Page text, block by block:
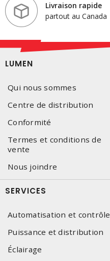
Livraison rapide
partout au Canada
LUMEN
Qui nous sommes
Centre de distribution
Conformité
Termes et conditions de
vente
Nous joindre
SERVICES
Automatisation et contrôle
Puissance et distribution
Éclairage